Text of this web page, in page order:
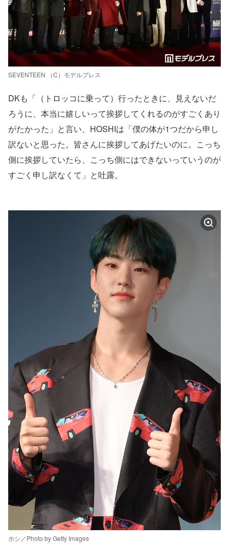
SEVENTEEN （C）モデルプレス
DKも「（トロッコに乗って）行ったときに、見えないだ
ろうに、本当に嬉しいって挨拶してくれるのがすごくあり
がたかった」と言い、HOSHIは「僕の体が1つだから申し
訳ないと思った。皆さんに挨拶してあげたいのに。こっち
側に挨拶していたら、こっち側にはできないっていうのが
すごく申し訳なくて」と吐露。
ホシ／Photo by Getty Images